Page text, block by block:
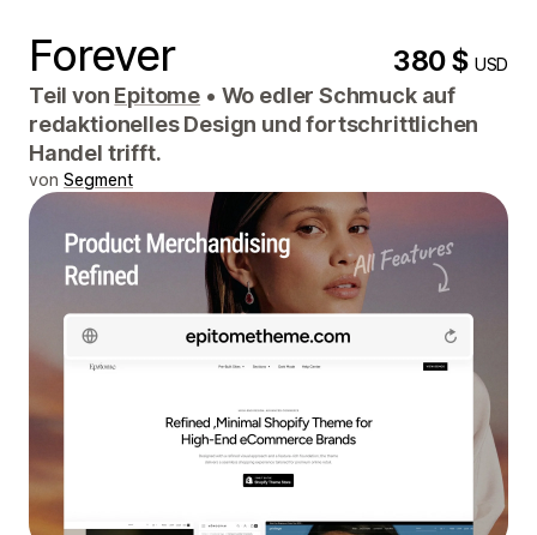
Forever 380 $USD
Teil von Epitome • Wo edler Schmuck auf
redaktionelles Design und fortschrittlichen
Handel trifft.
von Segment